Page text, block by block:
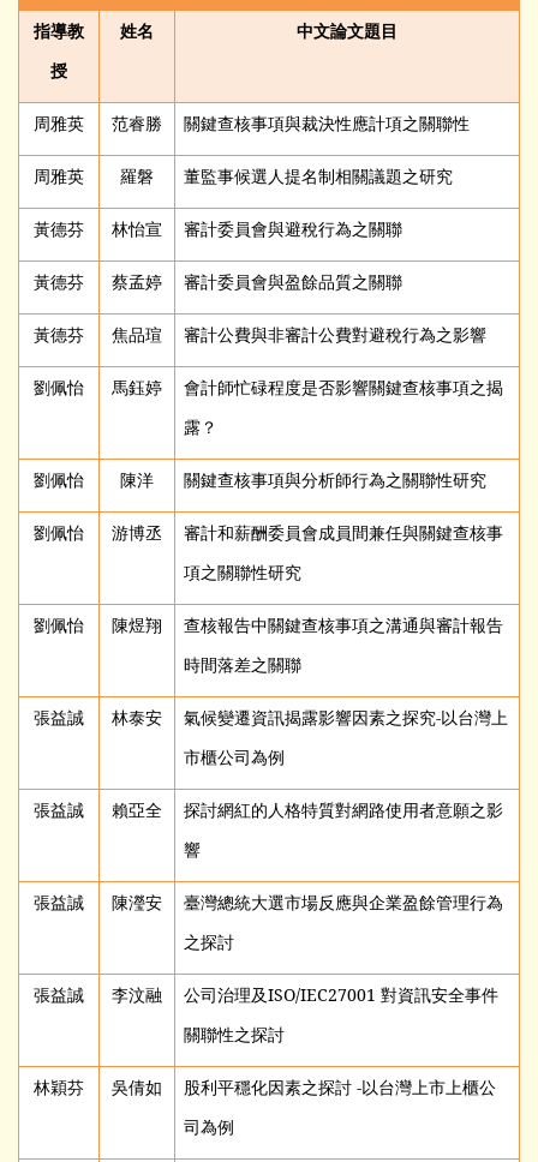
指導教
授
姓名 中文論文題目
周雅英 范睿勝 關鍵查核事項與裁決性應計項之關聯性
周雅英 羅磐 董監事候選人提名制相關議題之研究
黃德芬 林怡宣 審計委員會與避稅行為之關聯
黃德芬 蔡孟婷 審計委員會與盈餘品質之關聯
黃德芬 焦品瑄 審計公費與非審計公費對避稅行為之影響
劉佩怡 馬鈺婷
會計師忙碌程度是否影響關鍵查核事項之揭
露？
劉佩怡 陳洋 關鍵查核事項與分析師行為之關聯性研究
劉佩怡 游博丞
審計和薪酬委員會成員間兼任與關鍵查核事
項之關聯性研究
劉佩怡 陳煜翔
查核報告中關鍵查核事項之溝通與審計報告
時間落差之關聯
張益誠 林泰安
氣候變遷資訊揭露影響因素之探究-以台灣上
市櫃公司為例
張益誠 賴亞全
探討網紅的人格特質對網路使用者意願之影
響
張益誠 陳瀅安
臺灣總統大選市場反應與企業盈餘管理行為
之探討
張益誠 李汶融
公司治理及ISO/IEC27001 對資訊安全事件
關聯性之探討
林穎芬 吳倩如
股利平穩化因素之探討 -以台灣上市上櫃公
司為例